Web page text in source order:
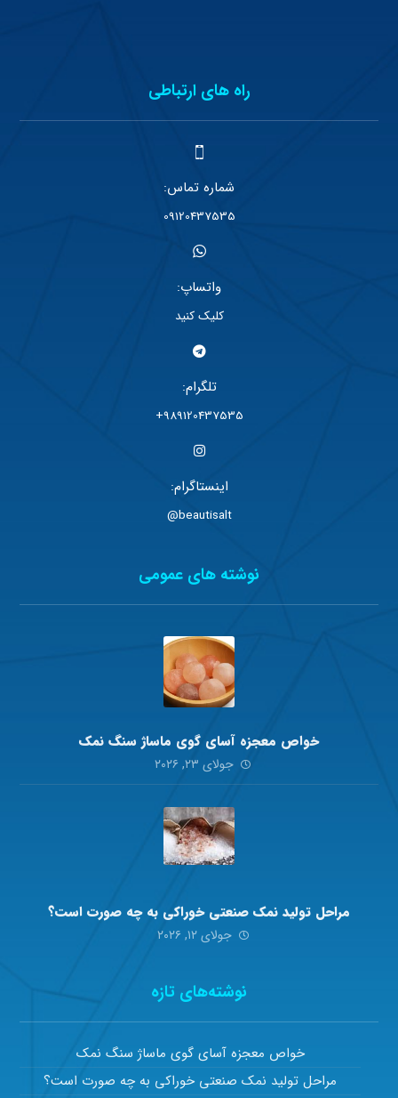
راه های ارتباطی
شماره تماس:
09120437535
واتساپ:
کلیک کنید
تلگرام:
989120437535+
اینستاگرام:
beautisalt@
نوشته های عمومی
خواص معجزه آسای گوی ماساژ سنگ نمک
جولای ۲۳, ۲۰۲۶
مراحل تولید نمک صنعتی خوراکی به چه صورت است؟
جولای ۱۲, ۲۰۲۶
نوشته‌های تازه
خواص معجزه آسای گوی ماساژ سنگ نمک
مراحل تولید نمک صنعتی خوراکی به چه صورت است؟